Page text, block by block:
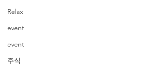
Relax
event
event
주식